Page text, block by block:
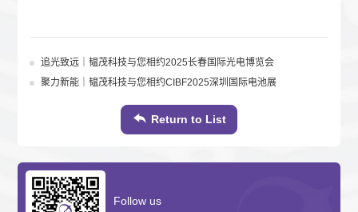
追光致远｜韫茂科技与您相约2025长春国际光电博览会
聚力新能｜韫茂科技与您相约CIBF2025深圳国际电池展
Return to List
Follow us